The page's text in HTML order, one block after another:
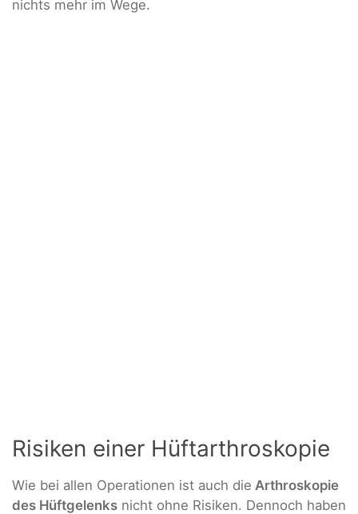
nichts mehr im Wege.
Risiken einer Hüftarthroskopie
Wie bei allen Operationen ist auch die Arthroskopie
des Hüftgelenks nicht ohne Risiken. Dennoch haben